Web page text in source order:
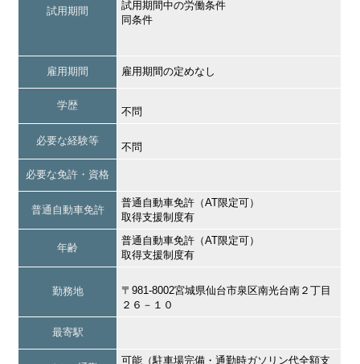
試用期間
試用期間中の労働条件
同条件
雇用期間 雇用期間の定めなし
学歴
不問
必要な経験等
不問
必要な免許・資格
普通自動車免許
普通自動車免許（AT限定可）
取得支援制度有
年齢
普通自動車免許（AT限定可）
取得支援制度有
勤務地
〒981-8002宮城県仙台市泉区南光台南２丁目
２６－１０
最寄駅
可能（駐車場完備・通勤時ガソリン代全額支